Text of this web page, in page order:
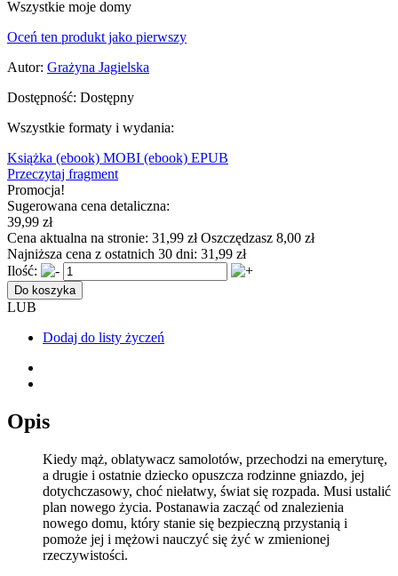
Wszystkie moje domy
Oceń ten produkt jako pierwszy
Autor: Grażyna Jagielska
Dostępność: Dostępny
Wszystkie formaty i wydania:
Książka (ebook) MOBI (ebook) EPUB
Przeczytaj fragment
Promocja!
Sugerowana cena detaliczna:
39,99 zł
Cena aktualna na stronie: 31,99 złOszczędzasz 8,00 zł
Najniższa cena z ostatnich 30 dni: 31,99 zł
Ilość:
Do koszyka
LUB
Dodaj do listy życzeń
Opis
Kiedy mąż, oblatywacz samolotów, przechodzi na emeryturę,
a drugie i ostatnie dziecko opuszcza rodzinne gniazdo, jej
dotychczasowy, choć niełatwy, świat się rozpada. Musi ustalić
plan nowego życia. Postanawia zacząć od znalezienia
nowego domu, który stanie się bezpieczną przystanią i
pomoże jej i mężowi nauczyć się żyć w zmienionej
rzeczywistości.